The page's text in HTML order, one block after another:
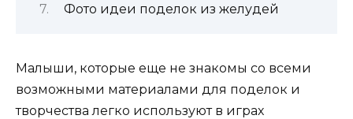
Фото идеи поделок из желудей
Малыши, которые еще не знакомы со всеми
возможными материалами для поделок и
творчества легко используют в играх